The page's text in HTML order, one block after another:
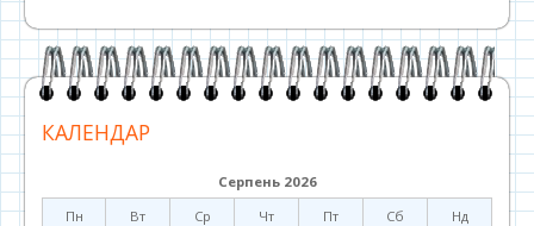
КАЛЕНДАР
Серпень 2026
Пн
Вт Ср Чт Пт Сб
Нд